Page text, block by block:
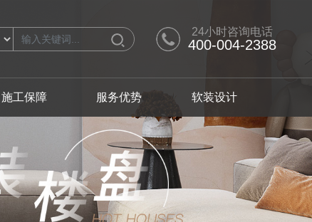
24小时咨询电话
400-004-2388
人才招聘 混搭
翩翩英伦 浪漫满屋 日式
软装设计师 黄埔区
黄埔区
施工保障 服务优势 软装设计